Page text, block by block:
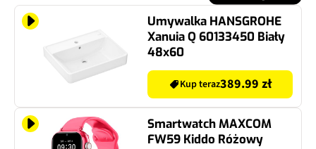
Umywalka HANSGROHE
Xanuia Q 60133450 Biały
48x60
Kup teraz389.99 zł
Smartwatch MAXCOM
FW59 Kiddo Różowy